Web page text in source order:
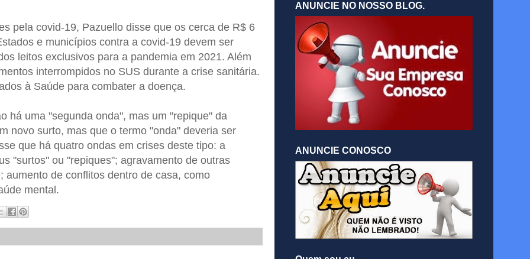
pela covid-19, Pazuello disse que os cerca de R$ 6
e municípios contra a covid-19 devem ser
leitos exclusivos para a pandemia em 2021. Além
interrompidos no SUS durante a crise sanitária.
à Saúde para combater a doença.
há uma "segunda onda", mas um "repique" da
novo surto, mas que o termo "onda" deveria ser
que há quatro ondas em crises deste tipo: a
"surtos" ou "repiques"; agravamento de outras
de conflitos dentro de casa, como
mental.
ANUNCIE NO NOSSO BLOG.
ANUNCIE CONOSCO